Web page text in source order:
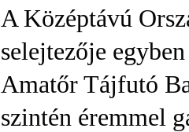
A Középtávú
selejtezője
Amatőr Tájfutó
szintén éremmel